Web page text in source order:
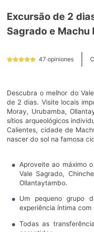
Excursão de 2
Sagrado e Machu
47 opiniones
Descubra o melhor do
de 2 dias. Visite locais
Moray, Urubamba,
sítios arqueológicos
Calientes, cidade de
nascer do sol na famosa
Aproveite ao máximo
Vale Sagrado,
Ollantaytambo.
Um pequeno grupo
experiência íntima com
Todas as